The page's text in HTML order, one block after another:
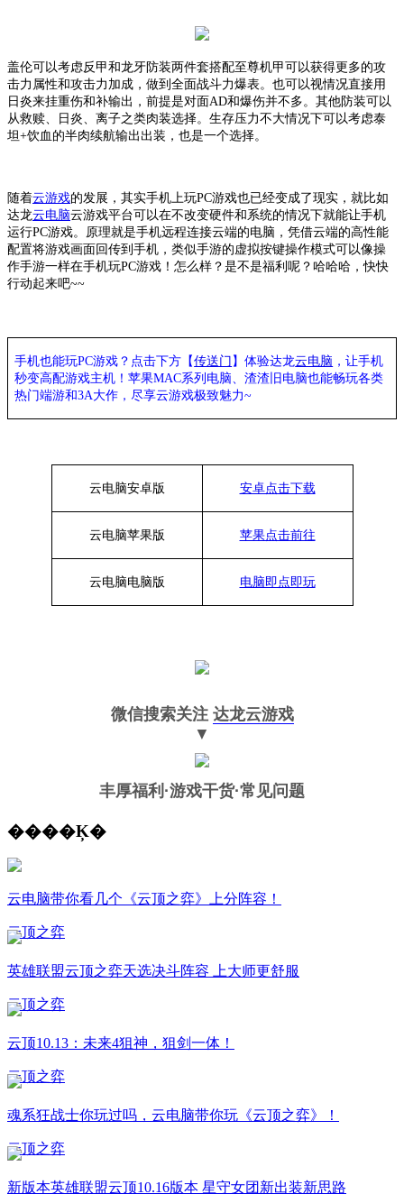
盖伦可以考虑反甲和龙牙防装两件套搭配至尊机甲可以获得更多的攻
击力属性和攻击力加成，做到全面战斗力爆表。也可以视情况直接用
日炎来挂重伤和补输出，前提是对面AD和爆伤并不多。其他防装可以
从救赎、日炎、离子之类肉装选择。生存压力不大情况下可以考虑泰
坦+饮血的半肉续航输出出装，也是一个选择。
随着云游戏的发展，其实手机上玩PC游戏也已经变成了现实，就比如
达龙云电脑云游戏平台可以在不改变硬件和系统的情况下就能让手机
运行PC游戏。原理就是手机远程连接云端的电脑，凭借云端的高性能
配置将游戏画面回传到手机，类似手游的虚拟按键操作模式可以像操
作手游一样在手机玩PC游戏！怎么样？是不是福利呢？哈哈哈，快快
行动起来吧~~
手机也能玩PC游戏？点击下方【传送门 】体验达龙云电脑 ，让手机
秒变高配游戏主机 ！苹果MAC系列电脑、渣渣旧电脑也能畅玩各类
热门端游和3A大作， 尽享云游戏极致魅力~
云电脑安卓版 安卓点击下载
云电脑苹果版 苹果点击前往
云电脑电脑版 电脑即点即玩
微信搜索关注 达龙云游戏
▼
丰厚福利 ·游戏干货·常见问题
����Ķ�
云电脑带你看几个《云顶之弈》上分阵容！
云顶之弈
英雄联盟云顶之弈天选决斗阵容 上大师更舒服
云顶之弈
云顶10.13：未来4狙神，狙剑一体！
云顶之弈
魂系狂战士你玩过吗，云电脑带你玩《云顶之弈》！
云顶之弈
新版本英雄联盟云顶10.16版本 星守女团新出装新思路